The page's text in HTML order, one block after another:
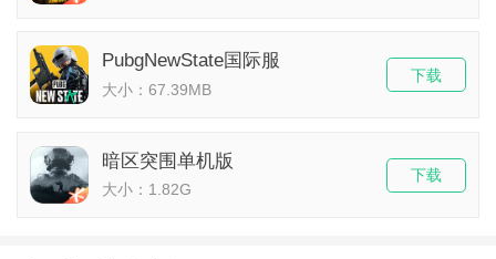
PubgNewState国际服
大小：67.39MB
下载
暗区突围单机版
大小：1.82G
下载